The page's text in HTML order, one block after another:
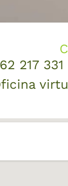
217 331